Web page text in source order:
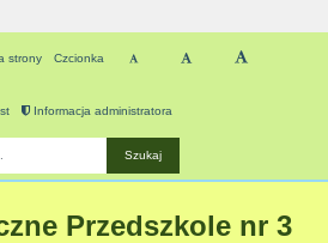
strony Czcionka
Informacja administratora
Przedszkole nr 3